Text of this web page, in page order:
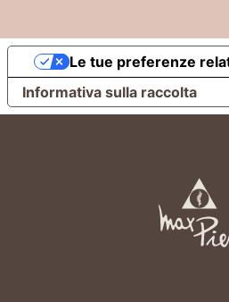
Informativa sulla raccolta
Le tue preferenze